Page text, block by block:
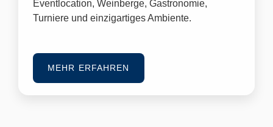
Eventlocation, Weinberge, Gastronomie,
Turniere und einzigartiges Ambiente.
MEHR ERFAHREN